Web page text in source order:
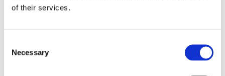
of their services.
Selection
Necessary
Sladdlängd: